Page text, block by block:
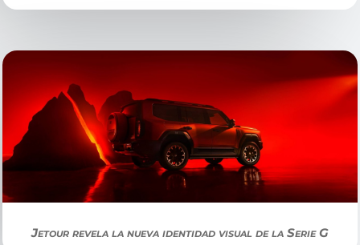
Jetour revela la nueva identidad visual de la Serie G